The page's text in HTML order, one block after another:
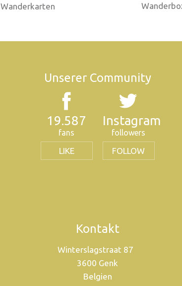
Wanderkarten
Unserer Community
19.587
fans
LIKE
Instagram
followers
FOLLOW
Kontakt
Winterslagstraat 87
3600 Genk
Belgien